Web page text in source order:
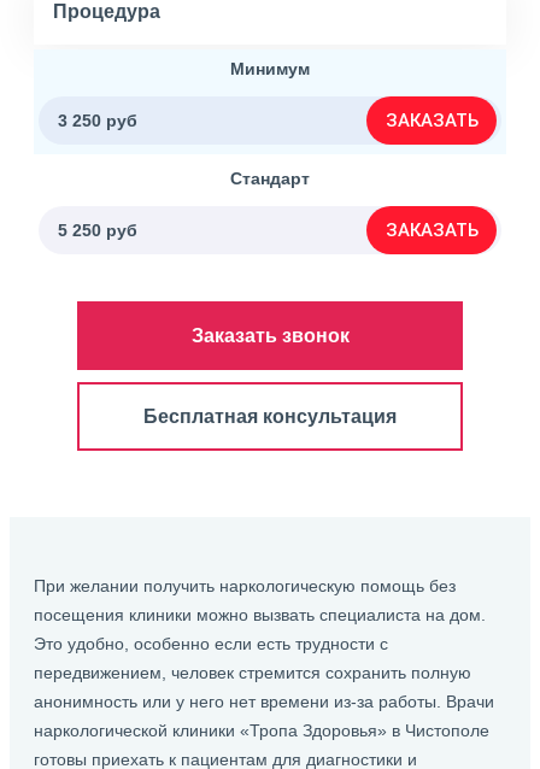
Процедура
Минимум
3 250 руб ЗАКАЗАТЬ
Стандарт
5 250 руб ЗАКАЗАТЬ
Заказать звонок
Бесплатная консультация
При желании получить наркологическую помощь без
посещения клиники можно вызвать специалиста на дом.
Это удобно, особенно если есть трудности с
передвижением, человек стремится сохранить полную
анонимность или у него нет времени из-за работы. Врачи
наркологической клиники «Тропа Здоровья» в Чистополе
готовы приехать к пациентам для диагностики и